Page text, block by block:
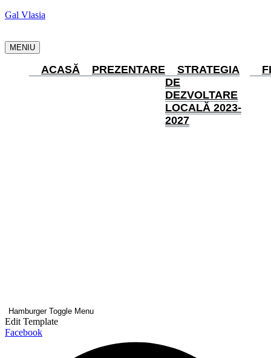
Gal Vlasia
MENIU
ACASĂ PREZENTARE
STRATEGIA
DE
DEZVOLTARE
LOCALĂ 2023-
2027
Hamburger Toggle Menu
Edit Template
Facebook